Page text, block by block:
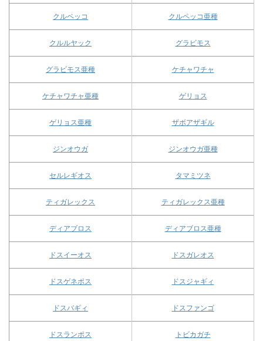
クルペッコ クルペッコ亜種
クルルヤック グラビモス
グラビモス亜種 ケチャワチャ
ケチャワチャ亜種 ゲリョス
ゲリョス亜種 ザボアザギル
ジンオウガ ジンオウガ亜種
セルレギオス タマミツネ
ティガレックス ティガレックス亜種
ディアブロス ディアブロス亜種
ドスイーオス ドスガレオス
ドスゲネポス ドスジャギィ
ドスバギィ ドスファンゴ
ドスランポス トビカガチ